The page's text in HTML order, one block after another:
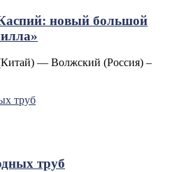
новый большой
— Волжский (Россия) –
труб